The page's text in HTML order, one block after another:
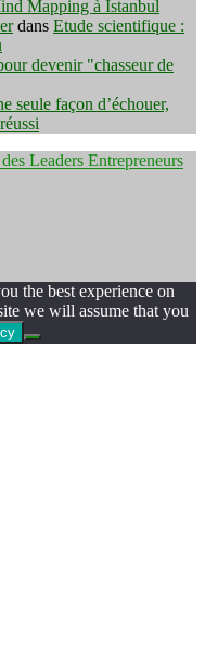
Mapping à Istanbul
dans Etude scientifique :
devenir "chasseur de
seule façon d’échouer,
Leaders Entrepreneurs
the best experience on
we will assume that you